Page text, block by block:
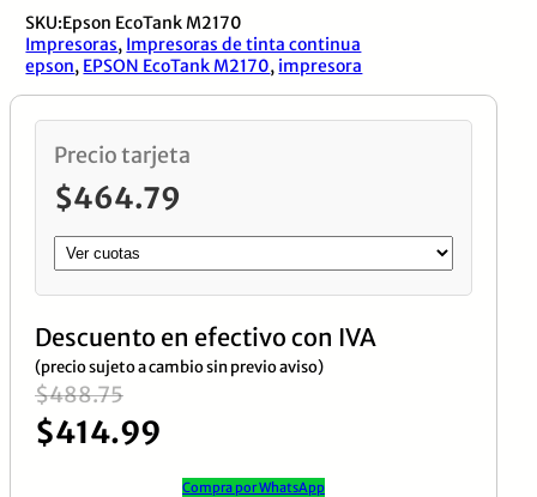
RED,
Tinta
Continua,
Monocromatico
SKU:Epson EcoTank M2170
Impresoras, Impresoras de tinta continua
epson, EPSON EcoTank M2170, impresora
Precio tarjeta
$464.79
Descuento en efectivo con IVA
(precio sujeto a cambio sin previo aviso)
$488.75
El
precio
$414.99
El
precio
Compra por WhatsApp